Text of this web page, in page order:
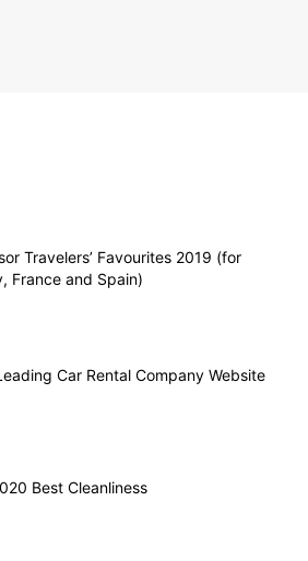
Travelers’ Favourites 2019 (for
France and Spain)
Car Rental Company Website
Best Cleanliness